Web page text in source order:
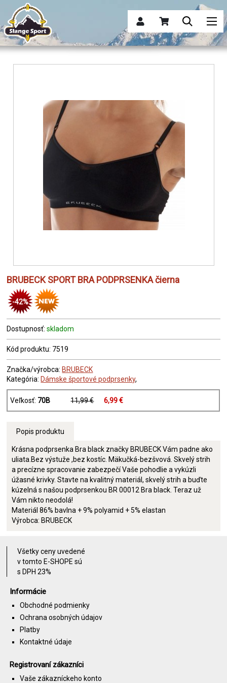
BRUBECK SPORT BRA PODPRSENKA čierna
-42%
Dostupnosť:skladom
Kód produktu: 7519
Značka/výrobca: BRUBECK
Kategória: Dámske športové podprsenky,
Veľkosť: 70B 11,99 € 6,99 €
Popis produktu
Krásna podprsenka Bra black značky BRUBECK Vám padne ako
uliata.Bez výstuže ,bez kostíc. Mäkučká-bezšvová. Skvelý strih
a precízne spracovanie zabezpečí Vaše pohodlie a vykúzli
úžasné krivky. Stavte na kvalitný materiál, skvelý strih a buďte
kúzelná s našou podprsenkou BR 00012 Bra black. Teraz už
Vám nikto neodolá!
Materiál 86% bavlna + 9% polyamid + 5% elastan
Výrobca: BRUBECK
Všetky ceny uvedené
v tomto E-SHOPE sú
s DPH 23%
Informácie
Obchodné podmienky
Ochrana osobných údajov
Platby
Kontaktné údaje
Registrovaní zákazníci
Vaše zákazníckeho konto